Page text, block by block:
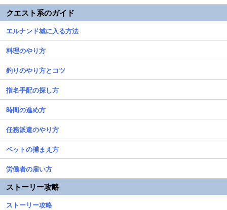
クエスト系のガイド
エルナンド城に入る方法
料理のやり方
釣りのやり方とコツ
指名手配の探し方
時間の進め方
任務派遣のやり方
ペットの捕まえ方
労働者の雇い方
ストーリー攻略
ストーリー攻略